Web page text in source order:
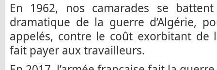
En 1962, nos camarades se
dramatique de la guerre d’Algérie,
appelés, contre le coût exorbitant de
fait payer aux travailleurs.